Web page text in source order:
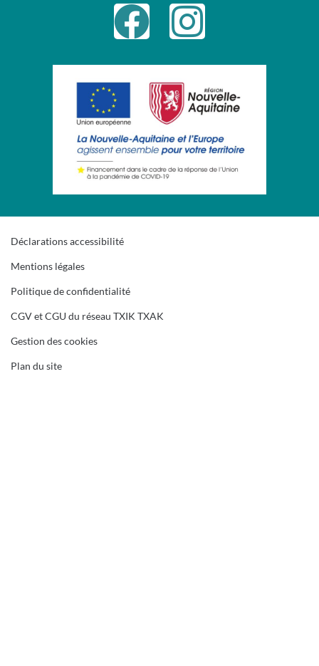
Déclarations accessibilité
Mentions légales
Politique de confidentialité
CGV et CGU du réseau TXIK TXAK
Gestion des cookies
Plan du site